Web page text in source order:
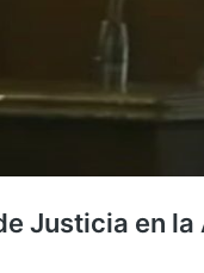
Justicia en